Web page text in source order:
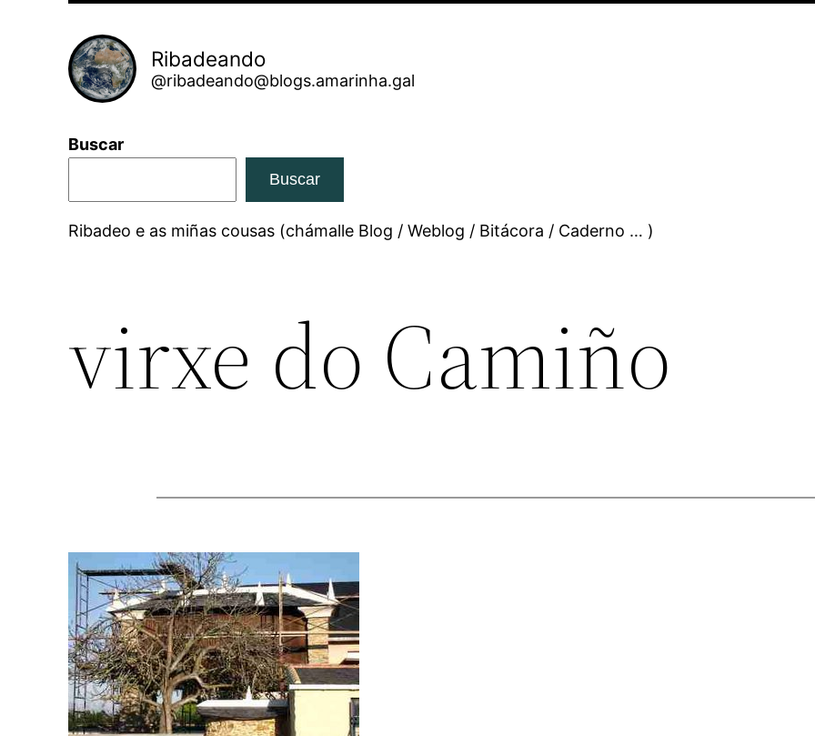
Ribadeando
@ribadeando@blogs.amarinha.gal
Buscar
Buscar
Ribadeo e as miñas cousas (chámalle Blog / Weblog / Bitácora / Caderno … )
virxe do Camiño